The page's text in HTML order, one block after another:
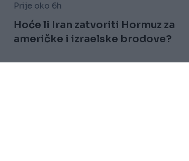
Prije oko 6h
Hoće li Iran zatvoriti Hormuz za
američke i izraelske brodove?